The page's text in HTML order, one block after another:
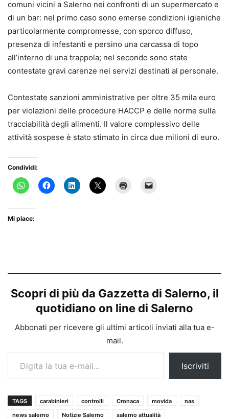
comuni vicini a Salerno nei confronti di un supermercato e
di un bar: nel primo caso sono emerse condizioni igieniche
particolarmente compromesse, con sporco diffuso,
presenza di infestanti e persino una carcassa di topo
all’interno di una trappola; nel secondo sono state
contestate gravi carenze nei servizi destinati al personale.
Contestate sanzioni amministrative per oltre 35 mila euro
per violazioni delle procedure HACCP e delle norme sulla
tracciabilità degli alimenti. Il valore complessivo delle
attività sospese è stato stimato in circa due milioni di euro.
Condividi:
Mi piace:
Scopri di più da Gazzetta di Salerno, il
quotidiano on line di Salerno
Abbonati per ricevere gli ultimi articoli inviati alla tua e-
mail.
Digita la tua e-mail...
Iscriviti
TAGS carabinieri controlli Cronaca movida
nas
news salerno
Notizie Salerno salerno attualità